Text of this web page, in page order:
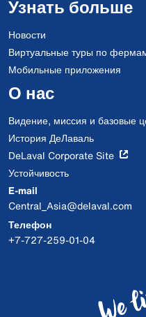
Узнать больше
Новости
Виртуальные туры по
Мобильные приложения
О нас
Видение, миссия и базовые
История ДеЛаваль
DeLaval Corporate Site
Устойчивость
E-mail
Central_Asia@delaval.com
Телефон
+7-727-259-01-04